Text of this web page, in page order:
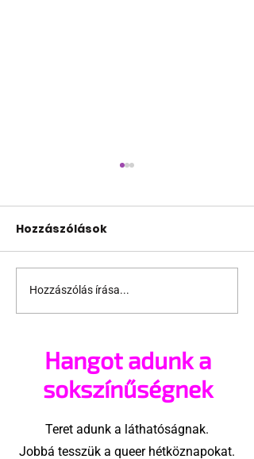
Metrón talált
csecsemőt fogadott
Hozzászólások
Hozzászólás írása...
Hangot adunk a
sokszínűségnek
Teret adunk a láthatóságnak.
Jobbá tesszük a queer hétköznapokat.